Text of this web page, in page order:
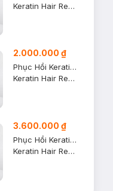
Keratin Hair Repair Treatment (Size M)
2.000.000 ₫
Phục Hồi Keratin (Size S)
Keratin Hair Repair Treatment (Size S)
3.600.000 ₫
Phục Hồi Keratin (Size L)
Keratin Hair Repair Treatment (Size L)